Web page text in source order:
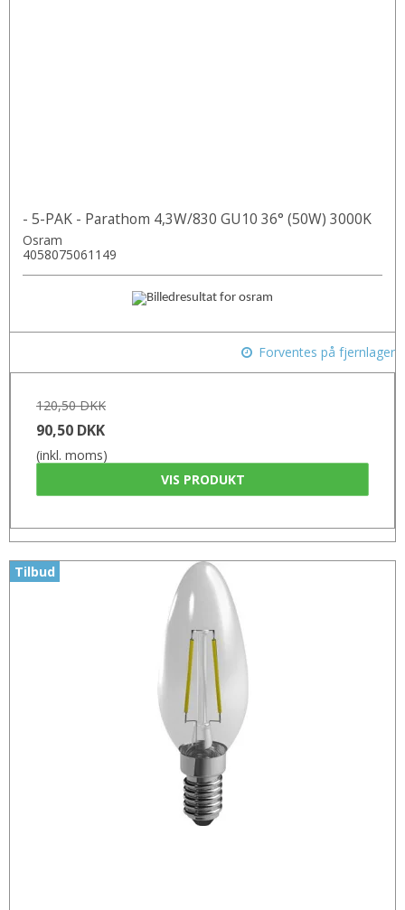
- 5-PAK - Parathom 4,3W/830 GU10 36° (50W) 3000K
Osram
4058075061149
Forventes på fjernlager
120,50 DKK
90,50 DKK
(inkl. moms)
VIS PRODUKT
Tilbud